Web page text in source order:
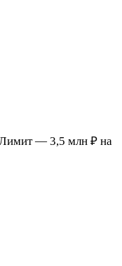
Лимит — 3,5 млн ₽ на